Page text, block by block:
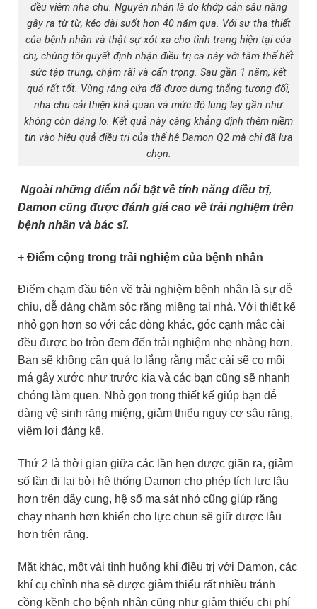
đều viêm nha chu. Nguyên nhân là do khớp cắn sâu nặng
gây ra từ từ, kéo dài suốt hơn 40 năm qua. Với sự tha thiết
của bệnh nhân và thật sự xót xa cho tình trang hiện tại của
chị, chúng tôi quyết định nhận điều trị ca này với tâm thế hết
sức tập trung, chậm rãi và cẩn trọng. Sau gần 1 năm, kết
quả rất tốt. Vùng răng cửa đã được dựng thẳng tương đối,
nha chu cải thiện khả quan và mức độ lung lay gần như
không còn đáng lo. Kết quả này càng khẳng định thêm niềm
tin vào hiệu quả điều trị của thế hệ Damon Q2 mà chị đã lựa
chọn.
Ngoài những điểm nổi bật về tính năng điều trị,
Damon cũng được đánh giá cao về trải nghiệm trên
bệnh nhân và bác sĩ.
+ Điểm cộng trong trải nghiệm của bệnh nhân
Điểm chạm đầu tiên về trải nghiệm bệnh nhân là sự dễ
chịu, dễ dàng chăm sóc răng miệng tại nhà. Với thiết kế
nhỏ gọn hơn so với các dòng khác, góc cạnh mắc cài
đều được bo tròn đem đến trải nghiệm nhẹ nhàng hơn.
Bạn sẽ không cần quá lo lắng rằng mắc cài sẽ cọ môi
má gây xước như trước kia và các bạn cũng sẽ nhanh
chóng làm quen. Nhỏ gọn trong thiết kế giúp bạn dễ
dàng vệ sinh răng miệng, giảm thiểu nguy cơ sâu răng,
viêm lợi đáng kể.
Thứ 2 là thời gian giữa các lần hẹn được giãn ra, giảm
số lần đi lại bởi hệ thống Damon cho phép tích lực lâu
hơn trên dây cung, hệ số ma sát nhỏ cũng giúp răng
chạy nhanh hơn khiến cho lực chun sẽ giữ được lâu
hơn trên răng.
Mặt khác, một vài tình huống khi điều trị với Damon, các
khí cụ chỉnh nha sẽ được giảm thiểu rất nhiều tránh
cồng kềnh cho bệnh nhân cũng như giảm thiểu chi phí